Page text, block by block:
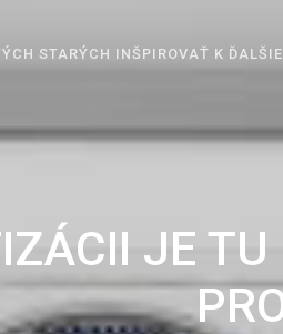
STARÝCH INŠPIROVAŤ K
JE